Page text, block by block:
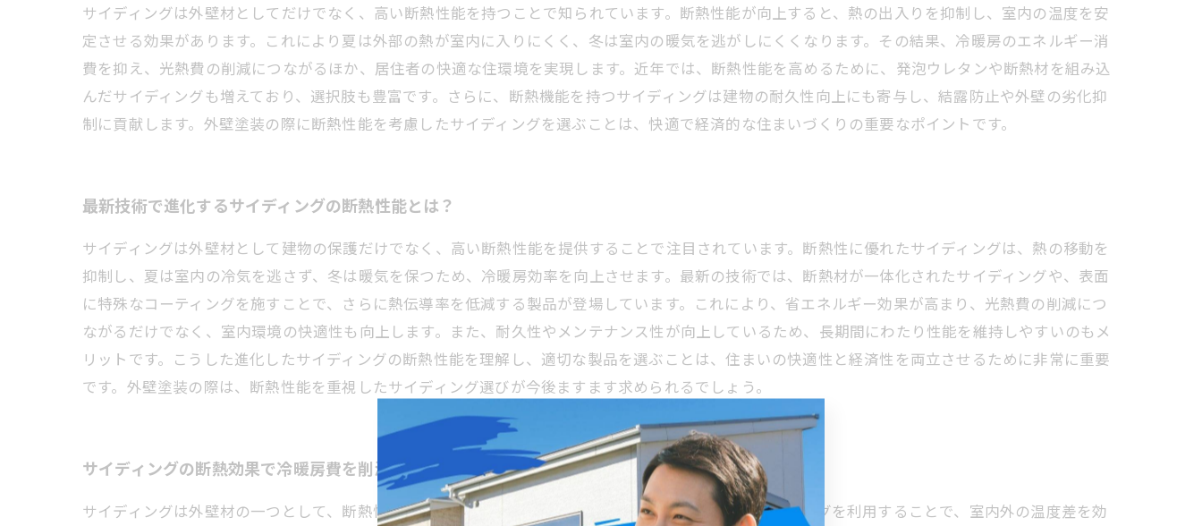
サイディングは外壁材としてだけでなく、高い断熱性能を持つことで知られています。断熱性能が向上すると、熱の出入りを抑制し、室内の温度を安
定させる効果があります。これにより夏は外部の熱が室内に入りにくく、冬は室内の暖気を逃がしにくくなります。その結果、冷暖房のエネルギー消
費を抑え、光熱費の削減につながるほか、居住者の快適な住環境を実現します。近年では、断熱性能を高めるために、発泡ウレタンや断熱材を組み込
んだサイディングも増えており、選択肢も豊富です。さらに、断熱機能を持つサイディングは建物の耐久性向上にも寄与し、結露防止や外壁の劣化抑
制に貢献します。外壁塗装の際に断熱性能を考慮したサイディングを選ぶことは、快適で経済的な住まいづくりの重要なポイントです。
最新技術で進化するサイディングの断熱性能とは？
サイディングは外壁材として建物の保護だけでなく、高い断熱性能を提供することで注目されています。断熱性に優れたサイディングは、熱の移動を
抑制し、夏は室内の冷気を逃さず、冬は暖気を保つため、冷暖房効率を向上させます。最新の技術では、断熱材が一体化されたサイディングや、表面
に特殊なコーティングを施すことで、さらに熱伝導率を低減する製品が登場しています。これにより、省エネルギー効果が高まり、光熱費の削減につ
ながるだけでなく、室内環境の快適性も向上します。また、耐久性やメンテナンス性が向上しているため、長期間にわたり性能を維持しやすいのもメ
リットです。こうした進化したサイディングの断熱性能を理解し、適切な製品を選ぶことは、住まいの快適性と経済性を両立させるために非常に重要
です。外壁塗装の際は、断熱性能を重視したサイディング選びが今後ますます求められるでしょう。
サイディングの断熱効果で冷暖房費を削減する具体的な方法
サイディングは外壁材の一つとして、断熱性能を高める役割が注目されています。断熱性の高いサイディングを利用することで、室内外の温度差を効